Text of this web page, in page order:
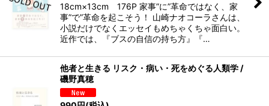
18cm×13cm 176P 家事”に”革命ではなく、家
事”で”革命を起こそう！ 山崎ナオコーラさんは、
小説だけでなくエッセイもめちゃくちゃ面白い。
近作では、『ブスの自信の持ち方』『…
他者と生きる リスク・病い・死をめぐる人類学 /
磯野真穂